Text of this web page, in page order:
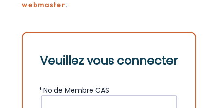
webmaster.
Veuillez vous connecter
*No de Membre CAS